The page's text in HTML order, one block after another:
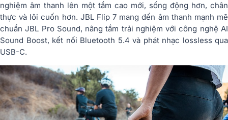
nghiệm âm thanh lên một tầm cao mới, sống động hơn, chân
thực và lôi cuốn hơn. JBL Flip 7 mang đến âm thanh mạnh mẽ
chuẩn JBL Pro Sound, nâng tầm trải nghiệm với công nghệ AI
Sound Boost, kết nối Bluetooth 5.4 và phát nhạc lossless qua
USB-C.